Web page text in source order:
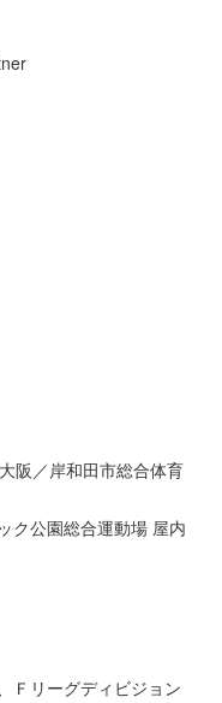
阪／岸和田市総合体育
ク公園総合運動場 屋内
Ｆリーグディビジョン